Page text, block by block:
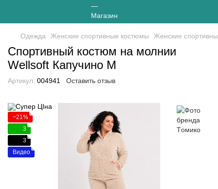
Одежда Женские спортивные костюмы Женские
Спортивный костюм на молнии
Wellsoft Капучино М
Артикул: 004941 Оставить отзыв
−21%
3
3
Видео